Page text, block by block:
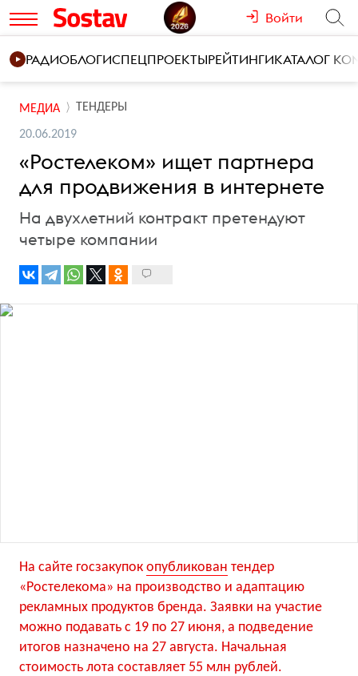
Войти
РАДИОБЛОГИСПЕЦПРОЕКТЫРЕЙТИНГИКАТАЛОГ
МЕДИА ТЕНДЕРЫ
20.06.2019
«Ростелеком» ищет партнера
для продвижения в интернете
На двухлетний контракт претендуют
четыре компании
На сайте госзакупок опубликован тендер
«Ростелекома» на производство и адаптацию
рекламных продуктов бренда. Заявки на участие
можно подавать с 19 по 27 июня, а подведение
итогов назначено на 27 августа. Начальная
стоимость лота составляет 55 млн рублей.